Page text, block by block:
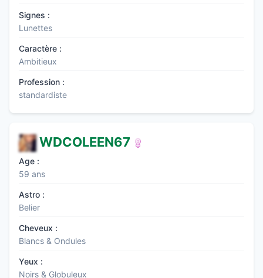
Signes :
Lunettes
Caractère :
Ambitieux
Profession :
standardiste
WDCOLEEN67
Age :
59 ans
Astro :
Belier
Cheveux :
Blancs & Ondules
Yeux :
Noirs & Globuleux